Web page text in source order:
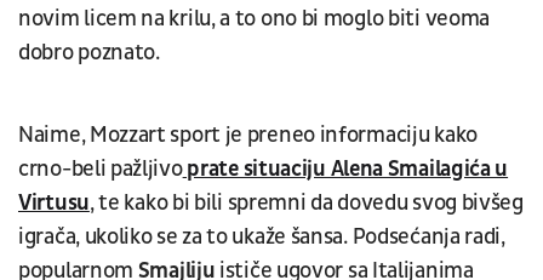
novim licem na krilu, a to ono bi moglo biti veoma
dobro poznato.
Naime, Mozzart sport je preneo informaciju kako
crno-beli pažljivoprate situaciju Alena Smailagića u
Virtusu, te kako bi bili spremni da dovedu svog bivšeg
igrača, ukoliko se za to ukaže šansa. Podsećanja radi,
popularnom Smajliju ističe ugovor sa Italijanima